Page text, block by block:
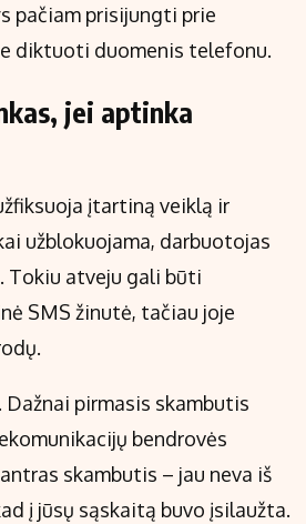
pačiam prisijungti prie
diktuoti duomenis telefonu.
jei aptinka
įtartiną veiklą ir
užblokuojama, darbuotojas
Tokiu atveju gali būti
SMS žinutė, tačiau joje
pirmasis skambutis
bendrovės
skambutis – jau neva iš
į jūsų sąskaitą buvo įsilaužta.